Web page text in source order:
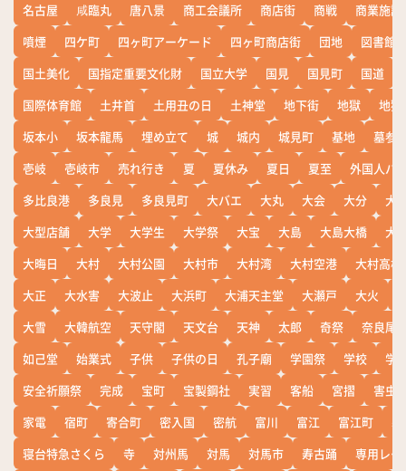
名古屋
咸臨丸 唐八景 商工会議所 商店街 商戦
商業施設
噴煙
四ケ町 四ヶ町アーケード 四ヶ町商店街 団地
図書館
国土美化
国指定重要文化財 国立大学 国見 国見町 国道
国際体育館
土井首 土用丑の日 土神堂 地下街 地獄
地獄
坂本小
坂本龍馬 埋め立て 城 城内 城見町 基地
墓参
壱岐
壱岐市 売れ行き 夏 夏休み 夏日 夏至
外国人バ
多比良港
多良見 多良見町 大バエ 大丸 大会 大分
大
大型店舗
大学 大学生 大学祭 大宝 大島 大島大橋
大
大晦日
大村 大村公園 大村市 大村湾 大村空港
大村高校
大正
大水害 大波止 大浜町 大浦天主堂 大瀬戸 大火
大雪
大韓航空 天守閣 天文台 天神 太郎 奇祭
奈良尾
如己堂
始業式 子供 子供の日 孔子廟 学園祭 学校
学
安全祈願祭
完成 宝町 宝製鋼社 実習 客船 宮摺
害虫
家電
宿町 寄合町 密入国 密航 富川 富江 富江町
寝台特急さくら
寺 対州馬 対馬 対馬市 寿古踊 専用レー